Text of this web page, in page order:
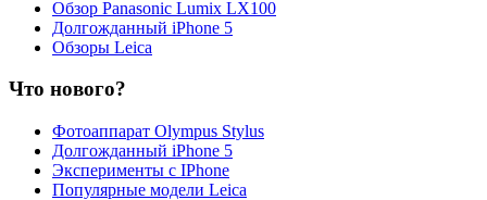
Обзор Panasonic Lumix LX100
Долгожданный iPhone 5
Обзоры Leica
Что нового?
Фотоаппарат Olympus Stylus
Долгожданный iPhone 5
Эксперименты с IPhone
Популярные модели Leica